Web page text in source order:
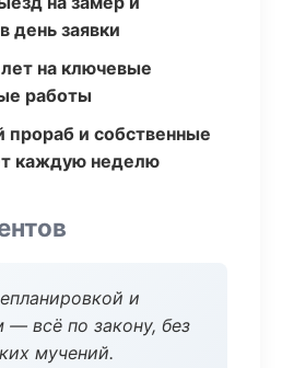
день заявки
на ключевые
работы
прораб и собственные
каждую неделю
и
— всё по закону, без
мучений.